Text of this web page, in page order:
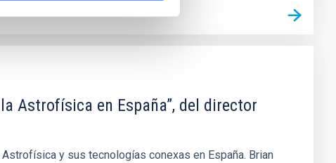
Astrofísica en España”, del director
y sus tecnologías conexas en España. Brian